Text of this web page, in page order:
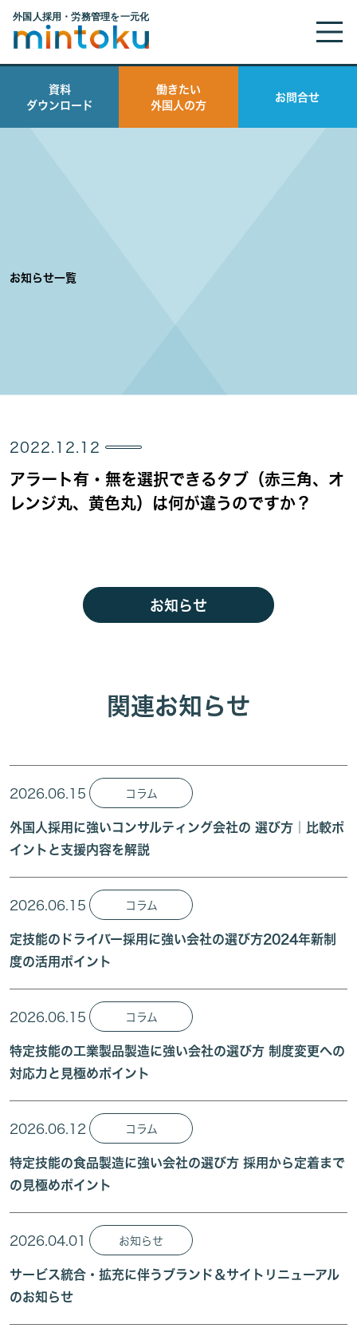
資料
ダウンロード
働きたい
外国人の方
お問合せ
お知らせ一覧
2022.12.12
アラート有・無を選択できるタブ（赤三角、オ
レンジ丸、黄色丸）は何が違うのですか？
お知らせ
関連お知らせ
2026.06.15 コラム
外国人採用に強いコンサルティング会社の 選び方｜比較ポ
イントと支援内容を解説
2026.06.15 コラム
定技能のドライバー採用に強い会社の選び方2024年新制
度の活用ポイント
2026.06.15 コラム
特定技能の工業製品製造に強い会社の選び方 制度変更への
対応力と見極めポイント
2026.06.12 コラム
特定技能の食品製造に強い会社の選び方 採用から定着まで
の見極めポイント
2026.04.01 お知らせ
サービス統合・拡充に伴うブランド＆サイトリニューアル
のお知らせ